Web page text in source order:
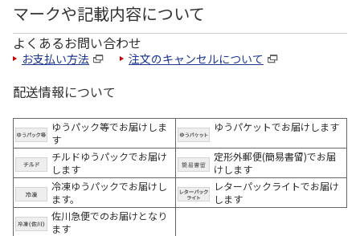
マークや記載内容について
よくあるお問い合わせ
お支払い方法 注文のキャンセルについて
配送情報について
ゆうパック等でお届けしま
す
ゆうパケットでお届けします
チルドゆうパックでお届け
します
定形外郵便(簡易書留)でお届
けします
冷凍ゆうパックでお届けし
ます。
レターパックライトでお届け
します
佐川急便でのお届けとなり
ます